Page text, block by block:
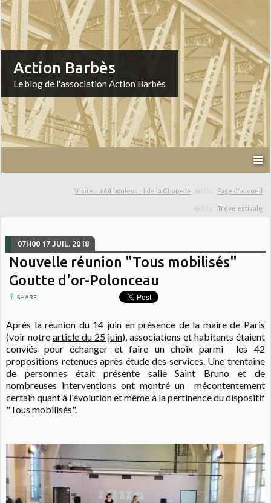
Action Barbès
Le blog de l'association Action Barbès
Visite au 64 boulevard de la Chapelle Page d'accueil
Trêve estivale
07H00 17 JUIL. 2018
Nouvelle réunion "Tous mobilisés"
Goutte d'or-Polonceau
SHARE
Après la réunion du 14 juin en présence de la maire de Paris
(voir notrearticle du 25 juin), associations et habitants étaient
conviés pour échanger et faire un choix parmi les 42
propositions retenues après étude des services. Une trentaine
de personnes était présente salle Saint Bruno et de
nombreuses interventions ont montré un mécontentement
certain quant à l'évolution et même à la pertinence du dispositif
"Tous mobilisés".